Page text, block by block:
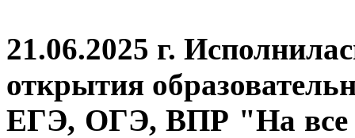
21.06.2025 г.
открытия
ЕГЭ, ОГЭ, ВПР "На все